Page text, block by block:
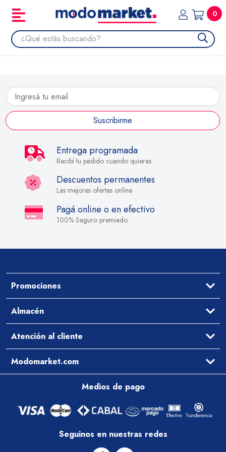
0
Suscribirme
Entrega programada
Recibí tu pedido cuando quieras
Descuentos permanentes
Las mejores ofertas online
Pagá online o en efectivo
100% Seguro premiado
Promociones
Almacén
Arroz y Legumbres
Pastas Secas y Salsas
Atención al cliente
Cómo comprar
Modomarket.com
Zona de cobertura
Política de entregas
Condiciones Comerciales
Medios de pago
Seguinos en nuestras redes